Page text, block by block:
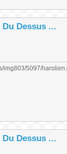
Dessus ...
Dessus ...